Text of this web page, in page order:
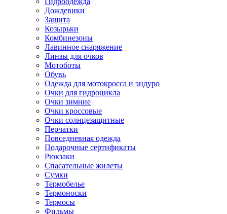
Дождевики
Защита
Козырьки
Комбинезоны
Лавинное снаряжение
Линзы для очков
Мотоботы
Обувь
Одежда для мотокросса и эндуро
Очки для гидроцикла
Очки зимние
Очки кроссовые
Очки солнцезащитные
Перчатки
Повседневная одежда
Подарочные сертификаты
Рюкзаки
Спасательные жилеты
Сумки
Термобелье
Термоноски
Термосы
Фильмы